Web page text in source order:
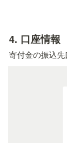
4. 口座情報
寄付金の振込先